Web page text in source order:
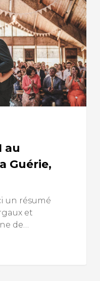
au
Guérie,
un résumé
et
de…